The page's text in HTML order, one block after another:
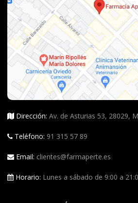
Dirección: Av. de Asturias 53, 28029,
Teléfono: 91 315 57 89
Email: clientes@farmaperte.es
Horario: Lunes a sábado de 9:00 a